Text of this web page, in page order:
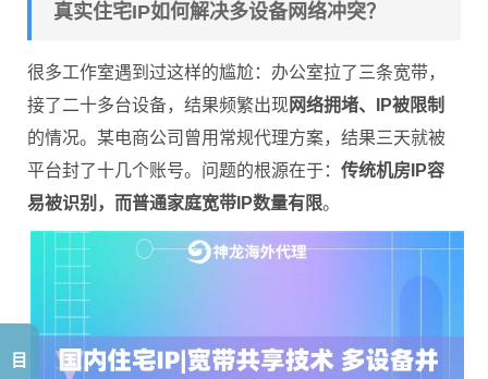
真实住宅IP如何解决多设备网络冲突？
很多工作室遇到过这样的尴尬：办公室拉了三条宽带，
接了二十多台设备，结果频繁出现网络拥堵、IP被限制
的情况。某电商公司曾用常规代理方案，结果三天就被
平台封了十几个账号。问题的根源在于： 传统机房IP容
易被识别，而普通家庭宽带IP数量有限。
目